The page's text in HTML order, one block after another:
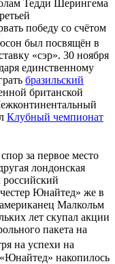
Тедди Шерингема
победу со счётом
был посвящён в
«сэр». 30 ноября
единственному
бразильский
британской
Клубный чемпионат
за первое место
лондонская
Юнайтед» же в
Малкольм
лет скупал акции
пакета на
на успехи на
накопилось